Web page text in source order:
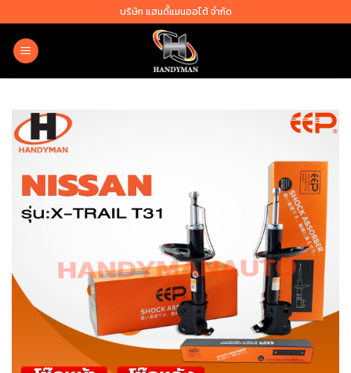
to
content
บริษัท แฮนดี้แมนออโต้ จำกัด